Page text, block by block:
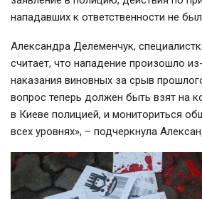
нападавших к ответственности не
Александра Делеменчук,
считает, что нападение произошло
наказания виновных за срыв
вопрос теперь должен быть взят на
в Киеве полицией, и мониториться
всех уровнях», – подчеркнула